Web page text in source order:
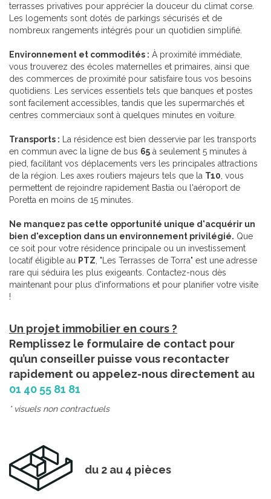
terrasses privatives pour apprécier la douceur du climat corse.
Les logements sont dotés de parkings sécurisés et de
nombreux rangements intégrés pour un quotidien simplifié.
Environnement et commodités : À proximité immédiate,
vous trouverez des écoles maternelles et primaires, ainsi que
des commerces de proximité pour satisfaire tous vos besoins
quotidiens. Les services essentiels tels que banques et postes
sont facilement accessibles, tandis que les supermarchés et
centres commerciaux sont à quelques minutes en voiture.
Transports : La résidence est bien desservie par les transports
en commun avec la ligne de bus 65 à seulement 5 minutes à
pied, facilitant vos déplacements vers les principales attractions
de la région. Les axes routiers majeurs tels que la T10, vous
permettent de rejoindre rapidement Bastia ou l'aéroport de
Poretta en moins de 15 minutes.
Ne manquez pas cette opportunité unique d'acquérir un
bien d'exception dans un environnement privilégié. Que
ce soit pour votre résidence principale ou un investissement
locatif éligible au PTZ, "Les Terrasses de Torra" est une adresse
rare qui séduira les plus exigeants. Contactez-nous dès
maintenant pour plus d'informations et pour planifier votre visite
!
Un projet immobilier en cours ?
Remplissez le formulaire de contact pour
qu’un conseiller puisse vous recontacter
rapidement ou appelez-nous directement au
01 40 55 81 81
* visuels non contractuels
du 2 au 4 pièces